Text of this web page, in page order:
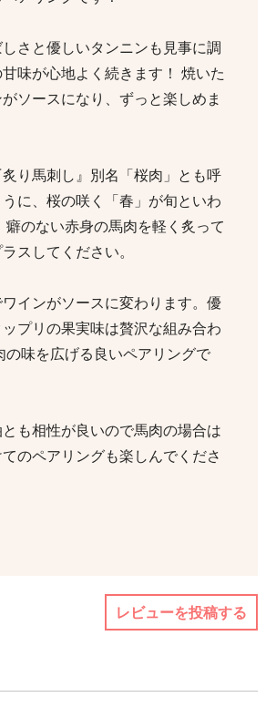
さと優しいタンニンも見事に調
味が心地よく続きます！ 焼いた
ソースになり、ずっと楽しめま
り馬刺し』別名「桜肉」とも呼
に、桜の咲く「春」が旬といわ
癖のない赤身の馬肉を軽く炙って
スしてください。
インがソースに変わります。優
プリの果実味は贅沢な組み合わ
の味を広げる良いペアリングで
も相性が良いので馬肉の場合は
のペアリングも楽しんでくださ
レビューを投稿する